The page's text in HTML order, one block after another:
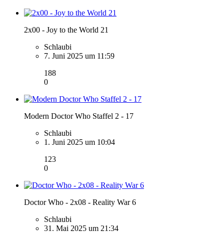
2x00 - Joy to the World 21
Schlaubi
7. Juni 2025 um 11:59
188
0
Modern Doctor Who Staffel 2 - 17
Schlaubi
1. Juni 2025 um 10:04
123
0
Doctor Who - 2x08 - Reality War 6
Schlaubi
31. Mai 2025 um 21:34